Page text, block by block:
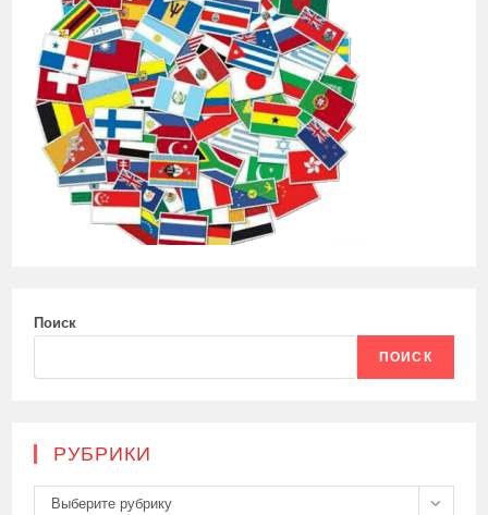
Поиск
ПОИСК
РУБРИКИ
Рубрики
Выберите рубрику